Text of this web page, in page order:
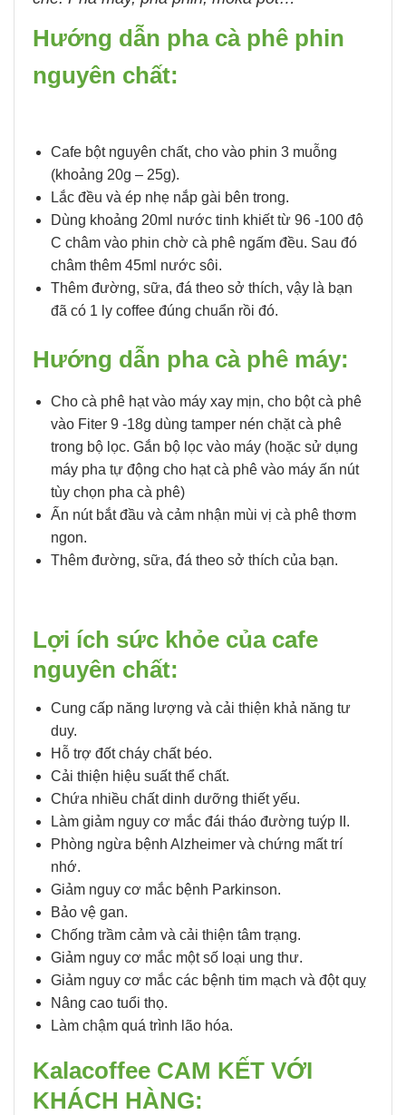
Hướng dẫn pha cà phê phin
nguyên chất:
Cafe bột nguyên chất, cho vào phin 3 muỗng
(khoảng 20g – 25g).
Lắc đều và ép nhẹ nắp gài bên trong.
Dùng khoảng 20ml nước tinh khiết từ 96 -100 độ
C châm vào phin chờ cà phê ngấm đều. Sau đó
châm thêm 45ml nước sôi.
Thêm đường, sữa, đá theo sở thích, vậy là bạn
đã có 1 ly coffee đúng chuẩn rồi đó.
Hướng dẫn pha cà phê máy:
Cho cà phê hạt vào máy xay mịn, cho bột cà phê
vào Fiter 9 -18g dùng tamper nén chặt cà phê
trong bộ lọc. Gắn bộ lọc vào máy (hoặc sử dụng
máy pha tự động cho hạt cà phê vào máy ấn nút
tùy chọn pha cà phê)
Ấn nút bắt đầu và cảm nhận mùi vị cà phê thơm
ngon.
Thêm đường, sữa, đá theo sở thích của bạn.
Lợi ích sức khỏe của cafe
nguyên chất:
Cung cấp năng lượng và cải thiện khả năng tư
duy.
Hỗ trợ đốt cháy chất béo.
Cải thiện hiệu suất thể chất.
Chứa nhiều chất dinh dưỡng thiết yếu.
Làm giảm nguy cơ mắc đái tháo đường tuýp II.
Phòng ngừa bệnh Alzheimer và chứng mất trí
nhớ.
Giảm nguy cơ mắc bệnh Parkinson.
Bảo vệ gan.
Chống trầm cảm và cải thiện tâm trạng.
Giảm nguy cơ mắc một số loại ung thư.
Giảm nguy cơ mắc các bệnh tim mạch và đột quỵ
Nâng cao tuổi thọ.
Làm chậm quá trình lão hóa.
Kalacoffee CAM KẾT VỚI
KHÁCH HÀNG: